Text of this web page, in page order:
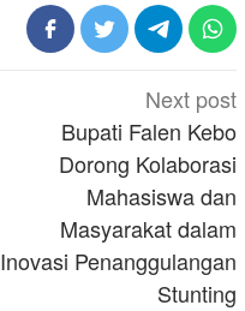
Next post
Bupati Falen Kebo
Dorong Kolaborasi
Mahasiswa dan
Masyarakat dalam
Inovasi Penanggulangan
Stunting